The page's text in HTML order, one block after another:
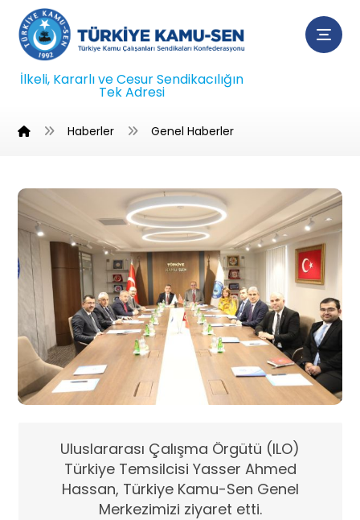
İlkeli, Kararlı ve Cesur Sendikacılığın
Tek Adresi
Haberler Genel Haberler
Uluslararası Çalışma Örgütü (ILO)
Türkiye Temsilcisi Yasser Ahmed
Hassan, Türkiye Kamu-Sen Genel
Merkezimizi ziyaret etti.